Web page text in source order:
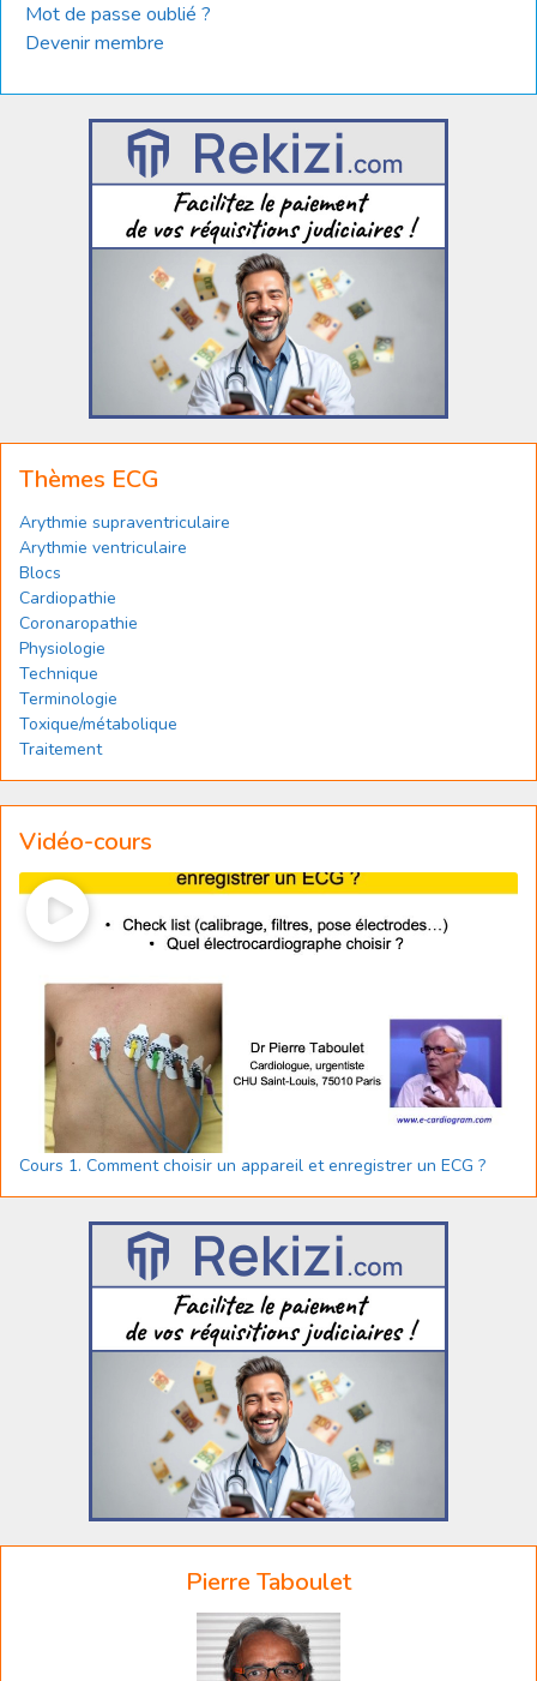
Mot de passe oublié ?
Devenir membre
Thèmes ECG
Arythmie supraventriculaire
Arythmie ventriculaire
Blocs
Cardiopathie
Coronaropathie
Physiologie
Technique
Terminologie
Toxique/métabolique
Traitement
Vidéo-cours
Cours 1. Comment choisir un appareil et enregistrer un ECG ?
Pierre Taboulet